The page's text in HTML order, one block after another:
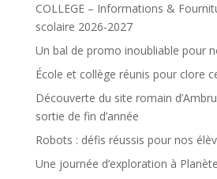
COLLEGE – Informations &
scolaire 2026-2027
Un bal de promo inoubliable pour
École et collège réunis pour clore
Découverte du site romain
sortie de fin d’année
Robots : défis réussis pour nos
Une journée d’exploration à